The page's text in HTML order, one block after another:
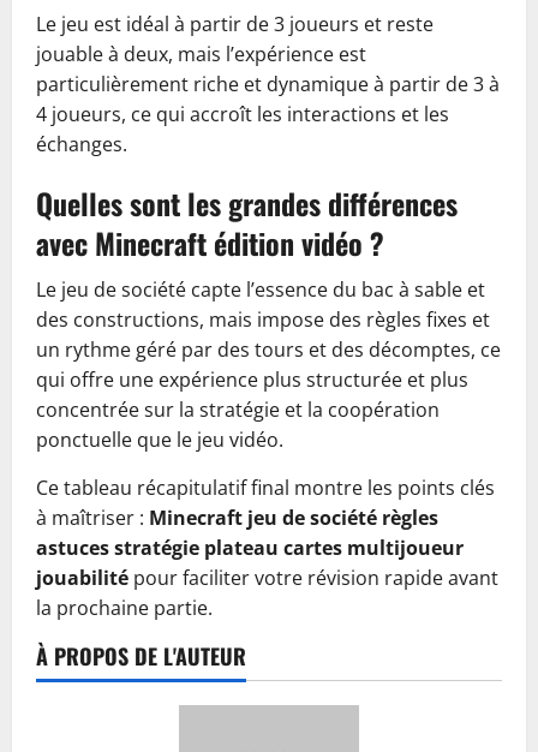
Le jeu est idéal à partir de 3 joueurs et reste
jouable à deux, mais l’expérience est
particulièrement riche et dynamique à partir de 3 à
4 joueurs, ce qui accroît les interactions et les
échanges.
Quelles sont les grandes différences
avec Minecraft édition vidéo ?
Le jeu de société capte l’essence du bac à sable et
des constructions, mais impose des règles fixes et
un rythme géré par des tours et des décomptes, ce
qui offre une expérience plus structurée et plus
concentrée sur la stratégie et la coopération
ponctuelle que le jeu vidéo.
Ce tableau récapitulatif final montre les points clés
à maîtriser : Minecraft jeu de société règles
astucesstratégie plateau cartes multijoueur
jouabilité pour faciliter votre révision rapide avant
la prochaine partie.
À PROPOS DE L'AUTEUR